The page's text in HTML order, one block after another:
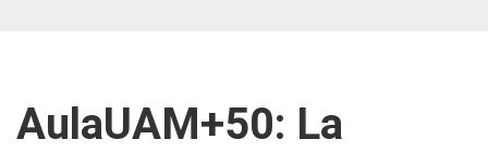
AulaUAM+50: La